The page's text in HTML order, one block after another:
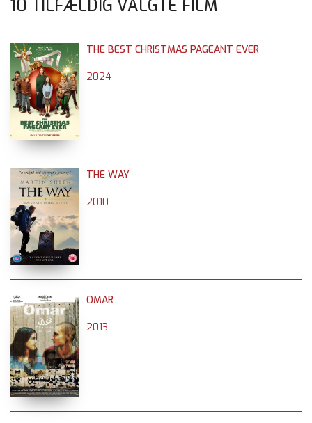
10 TILFÆLDIG VALGTE FILM
THE BEST CHRISTMAS PAGEANT EVER
2024
THE WAY
2010
OMAR
2013